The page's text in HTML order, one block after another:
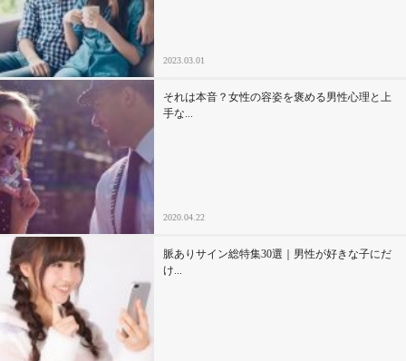
2023.03.01
それは本音？女性の容姿を褒める男性心理と上
手な...
2020.04.22
脈ありサイン総特集30選｜男性が好きな子にだ
け...